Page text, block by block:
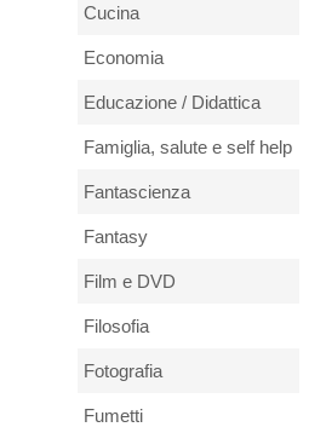
Cucina
Economia
Educazione / Didattica
Famiglia, salute e self help
Fantascienza
Fantasy
Film e DVD
Filosofia
Fotografia
Fumetti